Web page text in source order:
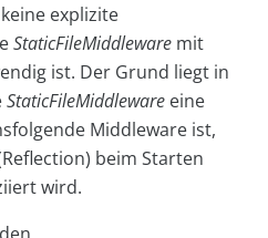
keine explizite
StaticFileMiddleware mit
ist. Der Grund liegt in
StaticFileMiddleware eine
Middleware ist,
beim Starten
wird.